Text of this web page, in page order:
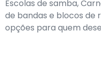
Escolas de samba,
de bandas e blocos de
opções para quem